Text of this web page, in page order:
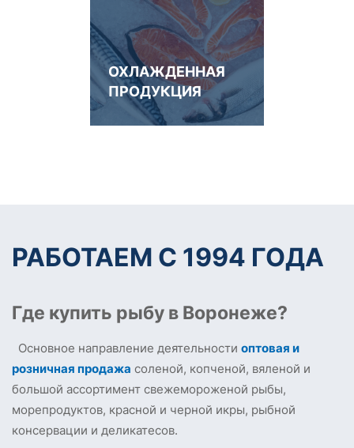
ОХЛАЖДЕННАЯ
ПРОДУКЦИЯ
РАБОТАЕМ С 1994 ГОДА
Где купить рыбу в Воронеже?
Основное направление деятельности оптовая и
розничная продажа соленой, копченой, вяленой и
большой ассортимент свежемороженой рыбы,
морепродуктов, красной и черной икры, рыбной
консервации и деликатесов.